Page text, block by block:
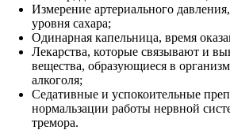
Измерение артериального
уровня сахара;
Одинарная капельница, время
Лекарства, которые связывают и
вещества, образующиеся в
алкоголя;
Седативные и успокоительные
нормальзации работы нервной
тремора.